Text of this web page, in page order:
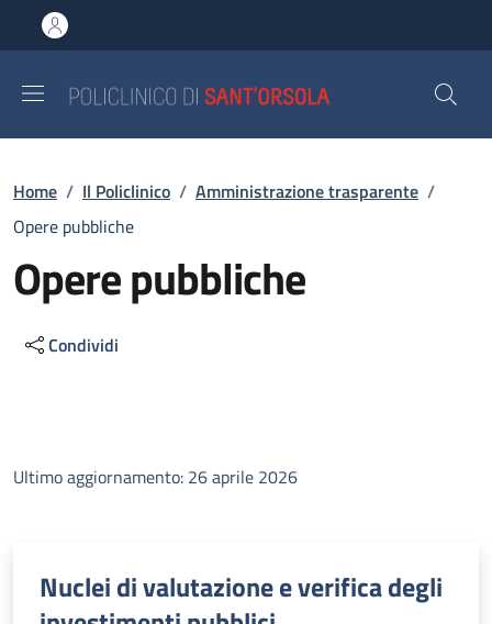
al contenuto principale
to footer content
Briciole di pane
Home / Il Policlinico / Amministrazione trasparente /
Opere pubbliche
Opere pubbliche
Condividi
Ultimo aggiornamento: 26 aprile 2026
Nuclei di valutazione e verifica degli